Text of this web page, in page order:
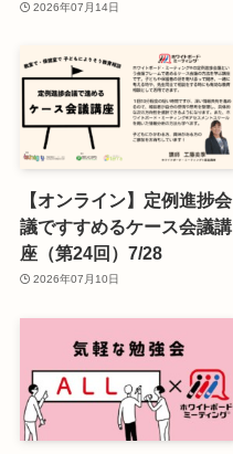
2026年07月14日
【オンライン】定例進捗会
議ですすめるケース会議講
座（第24回）7/28
2026年07月10日